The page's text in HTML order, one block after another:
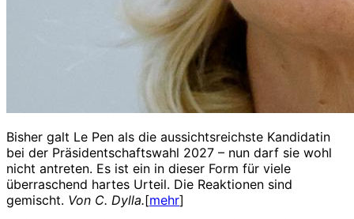
Bisher galt Le Pen als die aussichtsreichste Kandidatin
bei der Präsidentschaftswahl 2027 – nun darf sie wohl
nicht antreten. Es ist ein in dieser Form für viele
überraschend hartes Urteil. Die Reaktionen sind
gemischt. Von C. Dylla.[mehr]